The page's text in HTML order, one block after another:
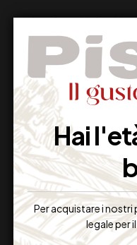
CHAMPAGNE
Hai
Per acquistare i
legale per